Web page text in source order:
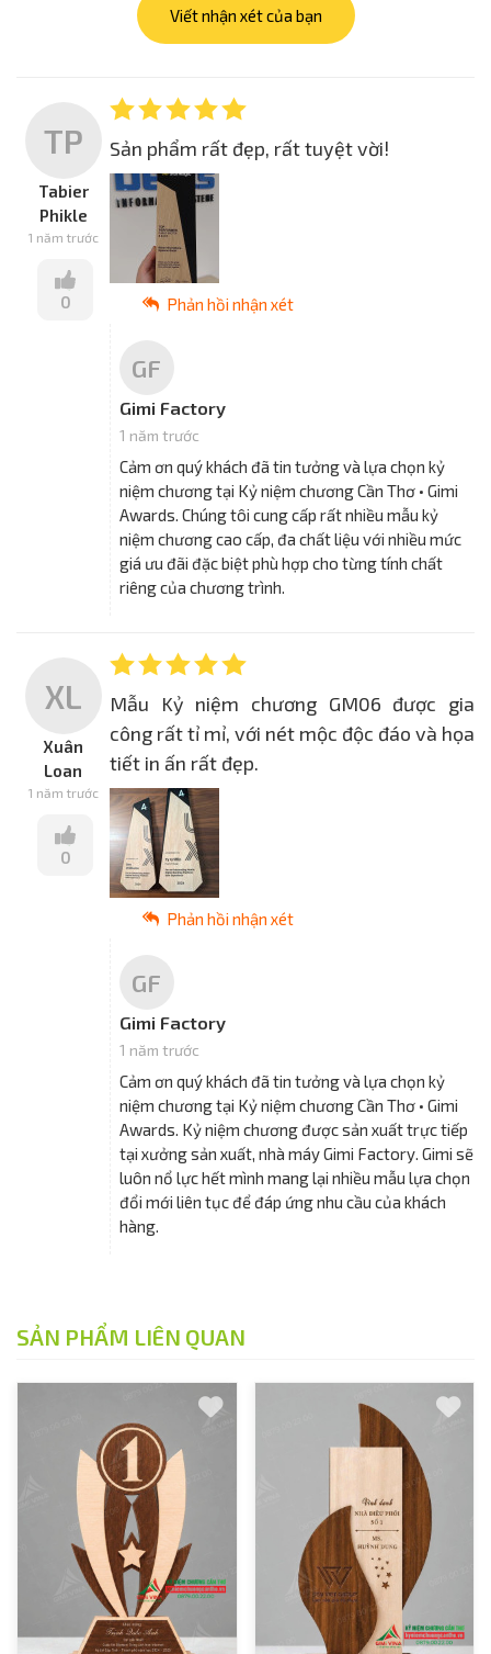
Viết nhận xét của bạn
TP
Tabier
Phikle
1 năm trước
Sản phẩm rất đẹp, rất tuyệt vời!
0 Phản hồi nhận xét
GF
Gimi Factory
1 năm trước
Cảm ơn quý khách đã tin tưởng và lựa chọn kỷ
niệm chương tại Kỷ niệm chương Cần Thơ • Gimi
Awards. Chúng tôi cung cấp rất nhiều mẫu kỷ
niệm chương cao cấp, đa chất liệu với nhiều mức
giá ưu đãi đặc biệt phù hợp cho từng tính chất
riêng của chương trình.
XL
Xuân
Loan
1 năm trước
Mẫu Kỷ niệm chương GM06 được gia
công rất tỉ mỉ, với nét mộc độc đáo và họa
tiết in ấn rất đẹp.
0
Phản hồi nhận xét
GF
Gimi Factory
1 năm trước
Cảm ơn quý khách đã tin tưởng và lựa chọn kỷ
niệm chương tại Kỷ niệm chương Cần Thơ • Gimi
Awards. Kỷ niệm chương được sản xuất trực tiếp
tại xưởng sản xuất, nhà máy Gimi Factory. Gimi sẽ
luôn nổ lực hết mình mang lại nhiều mẫu lựa chọn
đổi mới liên tục để đáp ứng nhu cầu của khách
hàng.
SẢN PHẨM LIÊN QUAN